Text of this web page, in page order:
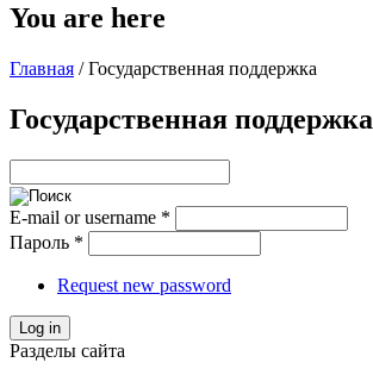
You are here
Главная / Государственная поддержка
Государственная поддержка
E-mail or username *
Пароль *
Request new password
Log in
Разделы сайта